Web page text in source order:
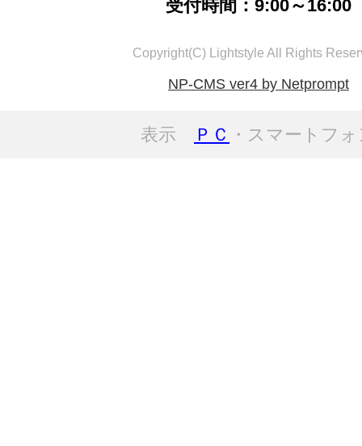
受付時間：9:00～16:00
Copyright(C) Lightstyle All Rights
NP-CMS ver4 by Netprompt
表示 ＰＣ ・スマートフ